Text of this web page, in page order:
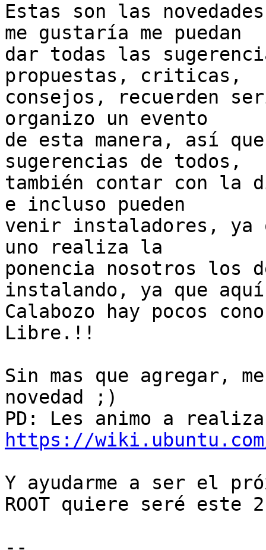
Estas son las
me gustaría me puedan
dar todas las
propuestas, criticas,
consejos, recuerden
organizo un evento
de esta manera, así
sugerencias de todos,
también contar con la
e incluso pueden
venir instaladores, ya
uno realiza la
ponencia nosotros los
instalando, ya que
Calabozo hay pocos
Libre.!!
Sin mas que agregar,
novedad ;)
https://
Y ayudarme a ser el
ROOT quiere seré este